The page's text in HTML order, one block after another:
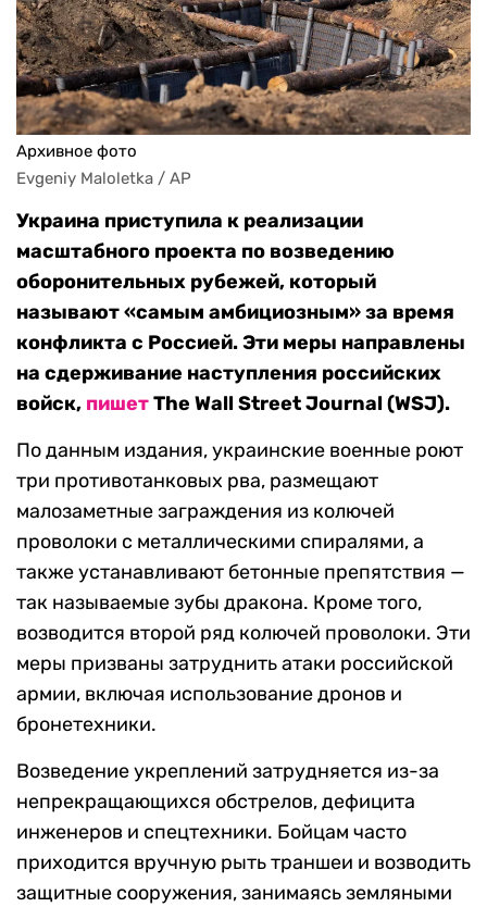
Архивное фото
Evgeniy Maloletka / AP
Украина приступила к реализации
масштабного проекта по возведению
оборонительных рубежей, который
называют «самым амбициозным» за время
конфликта с Россией. Эти меры направлены
на сдерживание наступления российских
войск, пишетThe Wall Street Journal (WSJ).
По данным издания, украинские военные роют
три противотанковых рва, размещают
малозаметные заграждения из колючей
проволоки с металлическими спиралями, а
также устанавливают бетонные препятствия —
так называемые зубы дракона. Кроме того,
возводится второй ряд колючей проволоки. Эти
меры призваны затруднить атаки российской
армии, включая использование дронов и
бронетехники.
Возведение укреплений затрудняется из-за
непрекращающихся обстрелов, дефицита
инженеров и спецтехники. Бойцам часто
приходится вручную рыть траншеи и возводить
защитные сооружения, занимаясь земляными